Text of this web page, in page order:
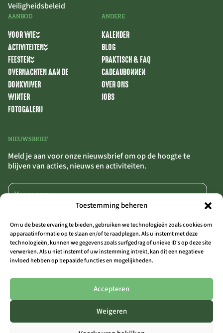
Toestemming beheren
Om u de beste ervaring te bieden, gebruiken we technologieën zoals cookies om
apparaatinformatie op te slaan en/of te raadplegen. Als u instemt met deze
technologieën, kunnen we gegevens zoals surfgedrag of unieke ID's op deze site
verwerken. Als u niet instemt of uw instemming intrekt, kan dit een negatieve
invloed hebben op bepaalde functies en mogelijkheden.
Accepteren
Weigeren
Veiligheidsbeleid
AANBOD
VOOR WIE
ACTIVITEITEN
FEESTEN
OVERNACHTEN AAN DE
DONKVIJVER
WINTER
FOTOGALERIJ
ANDERE
KALENDER
BLOG
PRAKTISCH & FAQ
CADEAUBONNEN
OVER ONS
JOBS
NIEUWSBRIEF
Meld je aan voor onze nieuwsbrief om op de hoogte te
blijven van acties, nieuws en activiteiten.
algemene voorwaarden.
AANMELDEN>>